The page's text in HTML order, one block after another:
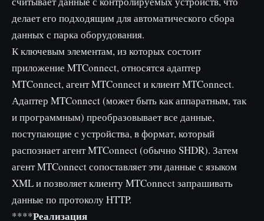
делает его подходящим для автоматического сбора
данных с парка оборудования.
К ключевым элементам, из которых состоит
приложение MTConnect, относятся адаптер
MTConnect, агент MTConnect и клиент MTConnect.
Адаптер MTConnect (может быть как аппаратным, так
и программным) преобразовывает все данные,
поступающие с устройства, в формат, который
распознает агент MTConnect (обычно SHDR). Затем
агент MTConnect сопоставляет эти данные с языком
XML и позволяет клиенту MTConnect запрашивать
данные по протоколу HTTP.
****Реализация